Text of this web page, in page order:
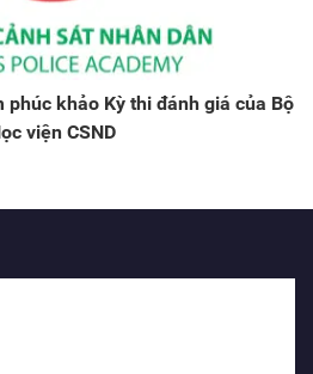
khảo Kỳ thi đánh giá của Bộ
viện CSND